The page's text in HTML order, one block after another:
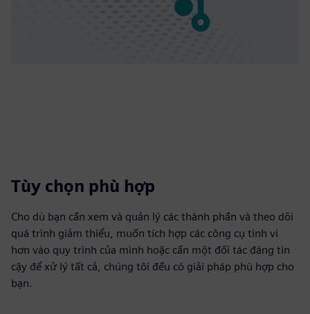
Tùy chọn phù hợp
Cho dù bạn cần xem và quản lý các thành phần và theo dõi
quá trình giảm thiểu, muốn tích hợp các công cụ tinh vi
hơn vào quy trình của mình hoặc cần một đối tác đáng tin
cậy để xử lý tất cả, chúng tôi đều có giải pháp phù hợp cho
bạn.